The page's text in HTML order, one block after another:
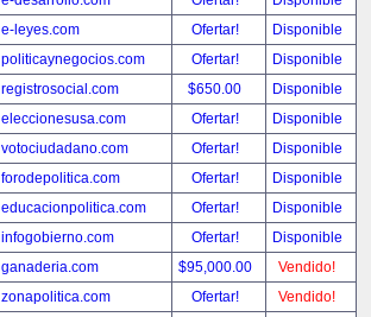
e-leyes.com
Ofertar!
Disponible
politicaynegocios.com
Ofertar!
Disponible
registrosocial.com
$650.00
Disponible
eleccionesusa.com
Ofertar!
Disponible
votociudadano.com
Ofertar!
Disponible
forodepolitica.com
Ofertar!
Disponible
educacionpolitica.com
Ofertar!
Disponible
infogobierno.com
Ofertar!
Disponible
ganaderia.com
$95,000.00
Vendido!
zonapolitica.com
Ofertar!
Vendido!